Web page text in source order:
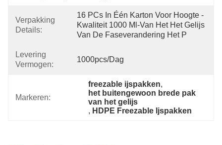
Verpakking
Details:
16 PCs In Één Karton Voor Hoogte -
Kwaliteit 1000 Ml-Van Het Het Gelijs
Van De Faseverandering Het P
Levering
Vermogen:
1000pcs/dag
Markeren:
freezable ijspakken,
het buitengewoon brede pak
van het gelijs
, HDPE Freezable Ijspakken